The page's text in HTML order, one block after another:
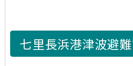
七里長浜港津波避